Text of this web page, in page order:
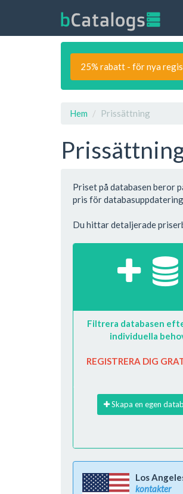
25% rabatt - för nya
Hem Prissättning
Priset på databasen beror
pris för
Du hittar detaljerade
Filtrera databasen
individuella
REGISTRERA DIG
Skapa en egen
Los
kontakter